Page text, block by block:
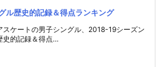
ル歴史的記録＆得点ランキング
スケートの男子シングル、2018-19シーズン
史的記録＆得点…